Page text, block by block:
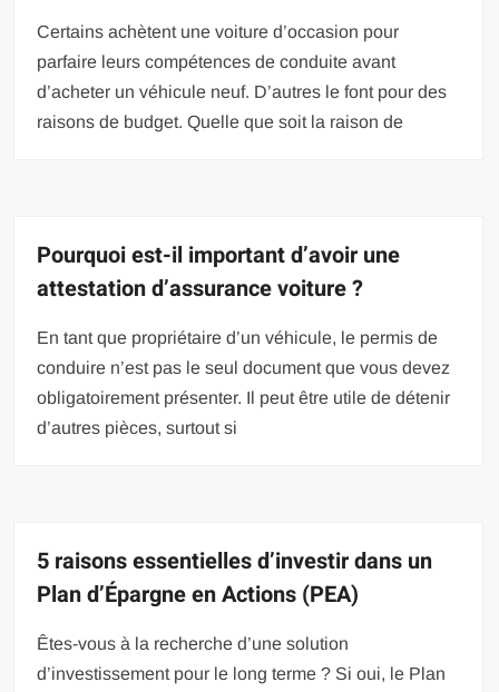
Certains achètent une voiture d’occasion pour
parfaire leurs compétences de conduite avant
d’acheter un véhicule neuf. D’autres le font pour des
raisons de budget. Quelle que soit la raison de
Pourquoi est-il important d’avoir une
attestation d’assurance voiture ?
En tant que propriétaire d’un véhicule, le permis de
conduire n’est pas le seul document que vous devez
obligatoirement présenter. Il peut être utile de détenir
d’autres pièces, surtout si
5 raisons essentielles d’investir dans un
Plan d’Épargne en Actions (PEA)
Êtes-vous à la recherche d’une solution
d’investissement pour le long terme ? Si oui, le Plan